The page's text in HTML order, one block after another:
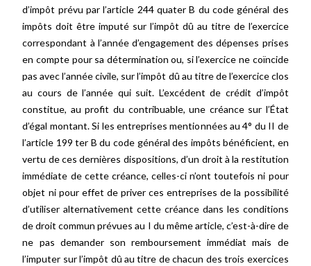
d’impôt prévu par l’article 244 quater B du code général des
impôts doit être imputé sur l’impôt dû au titre de l’exercice
correspondant à l’année d’engagement des dépenses prises
en compte pour sa détermination ou, si l’exercice ne coïncide
pas avec l’année civile, sur l’impôt dû au titre de l’exercice clos
au cours de l’année qui suit. L’excédent de crédit d’impôt
constitue, au profit du contribuable, une créance sur l’État
d’égal montant. Si les entreprises mentionnées au 4° du II de
l’article 199 ter B du code général des impôts bénéficient, en
vertu de ces dernières dispositions, d’un droit à la restitution
immédiate de cette créance, celles-ci n’ont toutefois ni pour
objet ni pour effet de priver ces entreprises de la possibilité
d’utiliser alternativement cette créance dans les conditions
de droit commun prévues au I du même article, c’est-à-dire de
ne pas demander son remboursement immédiat mais de
l’imputer sur l’impôt dû au titre de chacun des trois exercices